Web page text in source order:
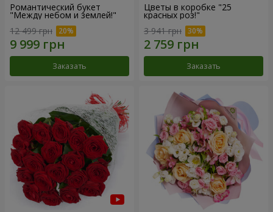
Романтический букет
"Между небом и землей!"
12 499 грн
Заказать
Цветы в коробке "25
красных роз!"
3 941 грн
Заказать